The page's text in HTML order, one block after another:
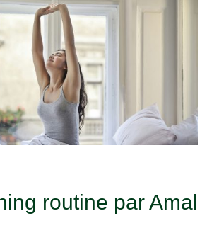
routine par Amal